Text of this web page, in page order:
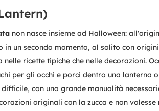
non nasce insieme ad Halloween:
un secondo momento, al solito con
ricette tipiche che nelle decorazioni.
per gli occhi e porci dentro una lanterna
con una grande manualità
originali con la zucca e non